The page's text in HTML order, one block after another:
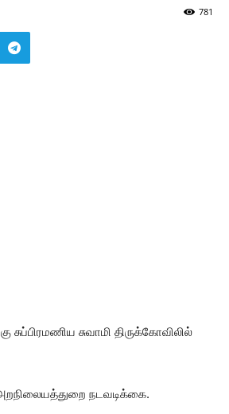
781
சுப்பிரமணிய சுவாமி திருக்கோவிலில்
நடவடிக்கை.